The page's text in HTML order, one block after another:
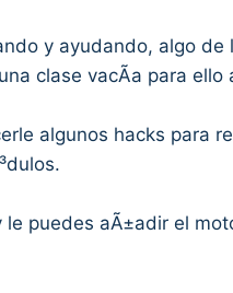
y ayudando, algo
clase vacÃ­a para
algunos hacks para
puedes aÃ±adir el